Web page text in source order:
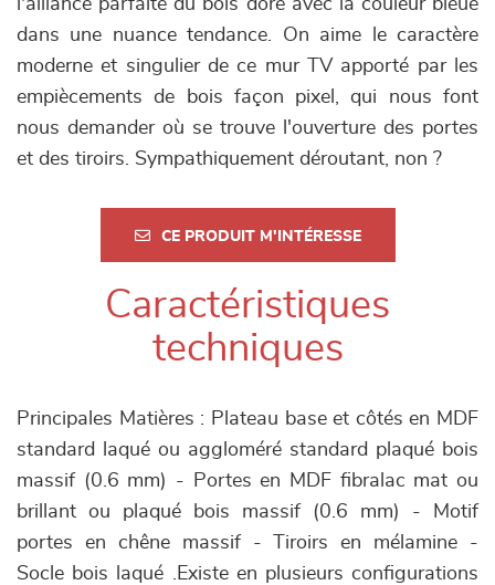
l'alliance parfaite du bois doré avec la couleur bleue
dans une nuance tendance. On aime le caractère
moderne et singulier de ce mur TV apporté par les
empiècements de bois façon pixel, qui nous font
nous demander où se trouve l'ouverture des portes
et des tiroirs. Sympathiquement déroutant, non ?
CE PRODUIT M'INTÉRESSE
Caractéristiques
techniques
Principales Matières : Plateau base et côtés en MDF
standard laqué ou aggloméré standard plaqué bois
massif (0.6 mm) - Portes en MDF fibralac mat ou
brillant ou plaqué bois massif (0.6 mm) - Motif
portes en chêne massif - Tiroirs en mélamine -
Socle bois laqué .Existe en plusieurs configurations